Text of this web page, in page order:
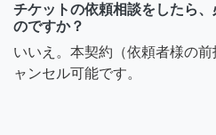
チケットの依頼相談をしたら
のですか？
いいえ。本契約（依頼者様の
ャンセル可能です。